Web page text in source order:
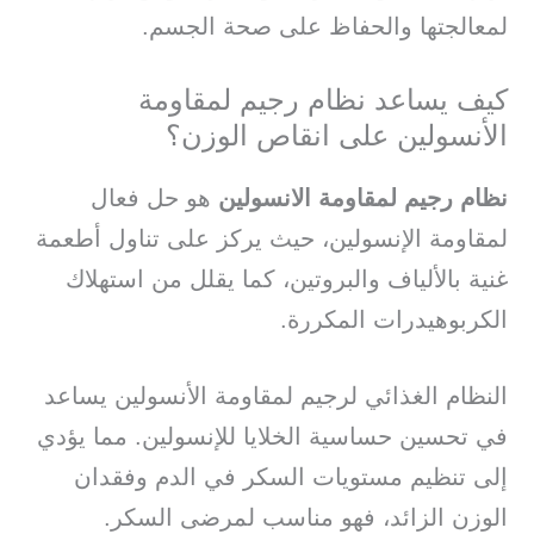
لمعالجتها والحفاظ على صحة الجسم.
كيف يساعد نظام رجيم لمقاومة
الأنسولين على انقاص الوزن؟
نظام رجيم لمقاومة الانسولين هو حل فعال
لمقاومة الإنسولين، حيث يركز على تناول أطعمة
غنية بالألياف والبروتين، كما يقلل من استهلاك
الكربوهيدرات المكررة.
النظام الغذائي لرجيم لمقاومة الأنسولين يساعد
في تحسين حساسية الخلايا للإنسولين. مما يؤدي
إلى تنظيم مستويات السكر في الدم وفقدان
الوزن الزائد، فهو مناسب لمرضى السكر.